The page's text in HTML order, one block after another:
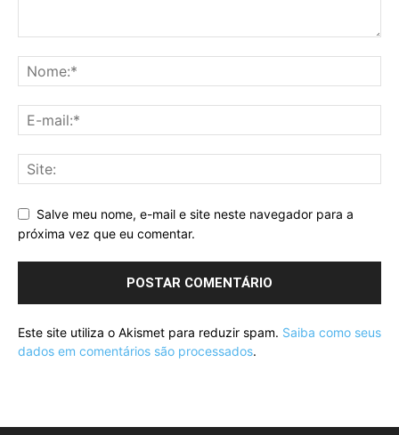
Salve meu nome, e-mail e site neste navegador para a
próxima vez que eu comentar.
Este site utiliza o Akismet para reduzir spam. Saiba como seus
dados em comentários são processados.